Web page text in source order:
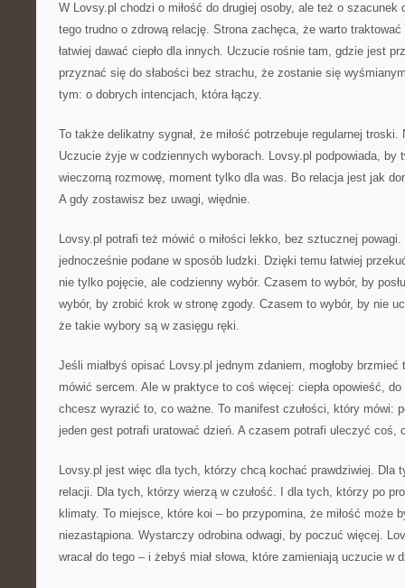
W Lovsy.pl chodzi o miłość do drugiej osoby, ale też o szacunek
tego trudno o zdrową relację. Strona zachęca, że warto traktować
łatwiej dawać ciepło dla innych. Uczucie rośnie tam, gdzie jest
przyznać się do słabości bez strachu, że zostanie się
tym: o dobrych intencjach, która łączy.
To także delikatny sygnał, że miłość potrzebuje regularnej
Uczucie żyje w codziennych wyborach. Lovsy.pl podpowiada, by
wieczorną rozmowę, moment tylko dla was. Bo relacja jest jak
A gdy zostawisz bez uwagi, więdnie.
Lovsy.pl potrafi też mówić o miłości lekko, bez sztucznej
jednocześnie podane w sposób ludzki. Dzięki temu łatwiej
nie tylko pojęcie, ale codzienny wybór. Czasem to wybór, by
wybór, by zrobić krok w stronę zgody. Czasem to wybór, by nie
że takie wybory są w zasięgu ręki.
Jeśli miałbyś opisać Lovsy.pl jednym zdaniem, mogłoby
mówić sercem. Ale w praktyce to coś więcej: ciepła opowieść,
chcesz wyrazić to, co ważne. To manifest czułości, który mówi:
jeden gest potrafi uratować dzień. A czasem potrafi uleczyć coś,
Lovsy.pl jest więc dla tych, którzy chcą kochać prawdziwiej. Dla
relacji. Dla tych, którzy wierzą w czułość. I dla tych, którzy po
klimaty. To miejsce, które koi – bo przypomina, że miłość może
niezastąpiona. Wystarczy odrobina odwagi, by poczuć więcej.
wracał do tego – i żebyś miał słowa, które zamieniają uczucie w